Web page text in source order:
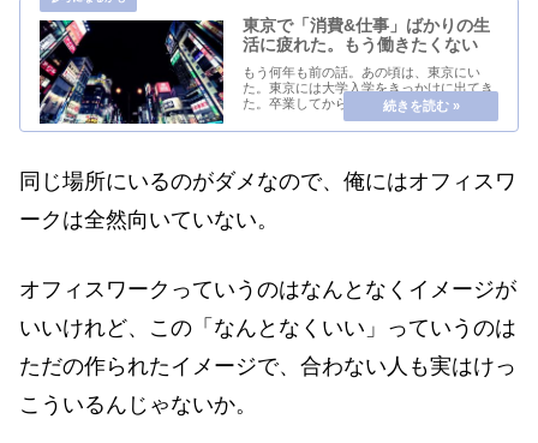
東京で「消費&仕事」ばかりの生
活に疲れた。もう働きたくない
もう何年も前の話。あの頃は、東京にい
た。東京には大学入学をきっかけに出てき
た。卒業してからもしばらく住んでいた。
地方の田舎から出てきて、はじめは「渋
谷」「新宿」にすぐ行ける距離にあること
同じ場所にいるのがダメなので、俺にはオフィスワ
ークは全然向いていない。
オフィスワークっていうのはなんとなくイメージが
いいけれど、この「なんとなくいい」っていうのは
ただの作られたイメージで、合わない人も実はけっ
こういるんじゃないか。